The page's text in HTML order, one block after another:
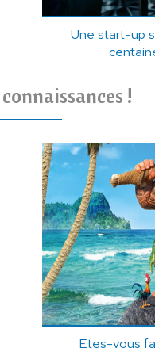
Une start-up
!
Etes-vous